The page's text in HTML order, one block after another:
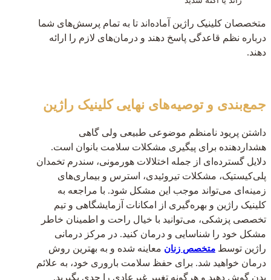
متخصصان کلینیک راژین آماده‌اند تا به تمام پرسش‌های شما
درباره نظم قاعدگی پاسخ دهند و درمان‌های لازم را ارائه
دهند.
جمع‌بندی و توصیه‌های نهایی کلینیک راژین
داشتن پریود نامنظم موضوعی طبیعی ولی گاهی
هشداردهنده برای پیگیری مشکلات سلامت بانوان است.
دلایل گسترده‌ای از جمله اختلالات هورمونی، سندرم تخمدان
پلی‌کیستیک، مشکلات تیروئیدی، استرس و بیماری‌های
زمینه‌ای می‌تواند موجب این مشکل شود. با مراجعه به
کلینیک راژین و بهره‌گیری از امکانات آزمایشگاهی و تیم
تخصصی پزشکی، می‌توانید با خیال راحت و اطمینان خاطر
مشکل خود را شناسایی و درمان کنید. در مرکز درمانی
راژین توسط متخصص زنان معاینه شده و به بهترین روش
درمان خواهید شد. برای حفظ سلامت باروری خود، به علائم
بدن گوش دهید و هرگونه تغییر غیرعادی را جدی بگیرید.